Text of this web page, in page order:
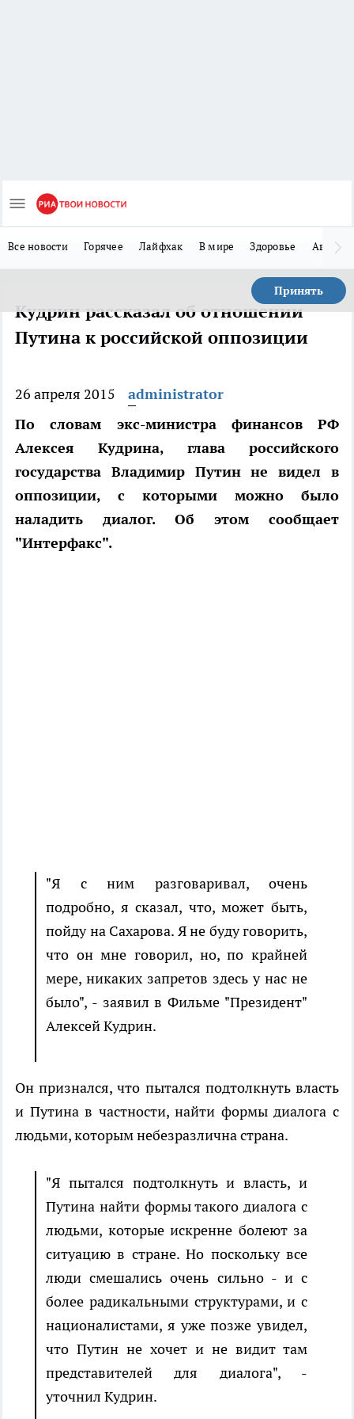
Все новости Горячее Лайфхак В мире Здоровье Авто
Принять
Кудрин рассказал об отношении
Путина к российской оппозиции
26 апреля 2015
administrator
По словам экс-министра финансов РФ
Алексея Кудрина, глава российского
государства Владимир Путин не видел в
оппозиции, с которыми можно было
наладить диалог. Об этом сообщает
"Интерфакс".
"Я с ним разговаривал, очень
подробно, я сказал, что, может быть,
пойду на Сахарова. Я не буду говорить,
что он мне говорил, но, по крайней
мере, никаких запретов здесь у нас не
было", - заявил в Фильме "Президент"
Алексей Кудрин.
Он признался, что пытался подтолкнуть власть
и Путина в частности, найти формы диалога с
людьми, которым небезразлична страна.
"Я пытался подтолкнуть и власть, и
Путина найти формы такого диалога с
людьми, которые искренне болеют за
ситуацию в стране. Но поскольку все
люди смешались очень сильно - и с
более радикальными структурами, и с
националистами, я уже позже увидел,
что Путин не хочет и не видит там
представителей для диалога", -
уточнил Кудрин.